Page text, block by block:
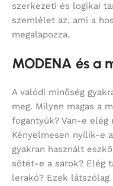
szerkezeti és logikai
szemlélet az, ami a
megalapozza.
MODENA és a
A valódi minőség
meg. Milyen magas a
fogantyúk? Van-e
Kényelmesen nyílik-e
gyakran használt
sötét-e a sarok? Elég
lerakó? Ezek látszólag